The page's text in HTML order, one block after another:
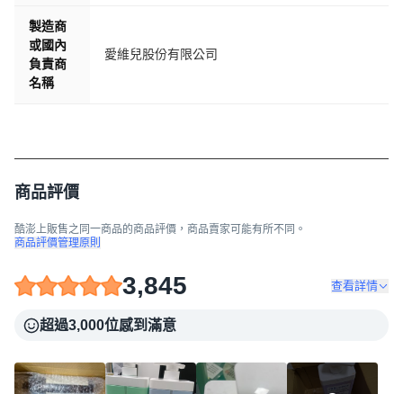
製造商
或國內
負責商
名稱
愛維兒股份有限公司
商品評價
酷澎上販售之同一商品的商品評價，商品賣家可能有所不同。
商品評價管理原則
3,845 查看詳情
超過3,000位感到滿意